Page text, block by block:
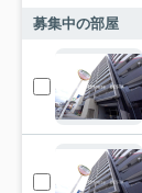
募集中の部屋